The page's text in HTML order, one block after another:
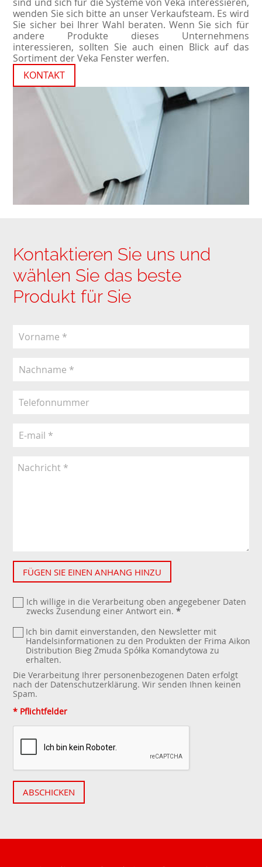
wenden Sie sich bitte an unser Verkaufsteam. Es wird
Sie sicher bei Ihrer Wahl beraten. Wenn Sie sich für
andere Produkte dieses Unternehmens
interessieren, sollten Sie auch einen Blick auf das
Sortiment derVeka Fensterwerfen.
KONTAKT
Kontaktieren Sie uns und
wählen Sie das beste
Produkt für Sie
FÜGEN SIE EINEN ANHANG HINZU
Ich willige in die Verarbeitung oben angegebener Daten
zwecks Zusendung einer Antwort ein. *
Ich bin damit einverstanden, den Newsletter mit
Handelsinformationen zu den Produkten der Frima Aikon
Distribution Bieg Żmuda Spółka Komandytowa zu
erhalten.
Die Verarbeitung Ihrer personenbezogenen Daten erfolgt
nach der Datenschutzerklärung. Wir senden Ihnen keinen
Spam.
* Pflichtfelder
ABSCHICKEN